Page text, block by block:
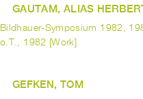
GAUTAM, ALIAS
Bildhauer-Symposium 1982,
o.T., 1982 [Work]
GEFKEN, TOM